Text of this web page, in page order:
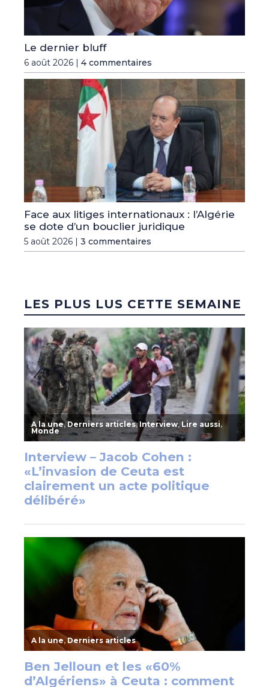
Le dernier bluff
6 août 2026 | 4 commentaires
Face aux litiges internationaux : l’Algérie
se dote d’un bouclier juridique
5 août 2026 | 3 commentaires
LES PLUS LUS CETTE SEMAINE